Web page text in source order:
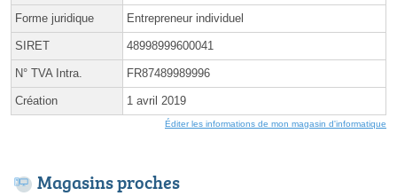
Forme juridique Entrepreneur individuel
SIRET 48998999600041
N° TVA Intra. FR87489989996
Création 1 avril 2019
Éditer les informations de mon magasin d'informatique
Magasins proches